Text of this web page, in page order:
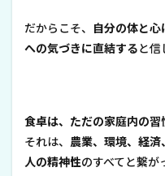
だからこそ、
自分の体と
への気づきに直結すると信
食卓は、ただの家庭内の習
それは、 農業、環境、経
人の精神性のすべてと繋が